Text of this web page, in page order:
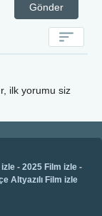
Gönder
ilk yorumu siz
- 2025 Film izle-
Altyazılı Film izle